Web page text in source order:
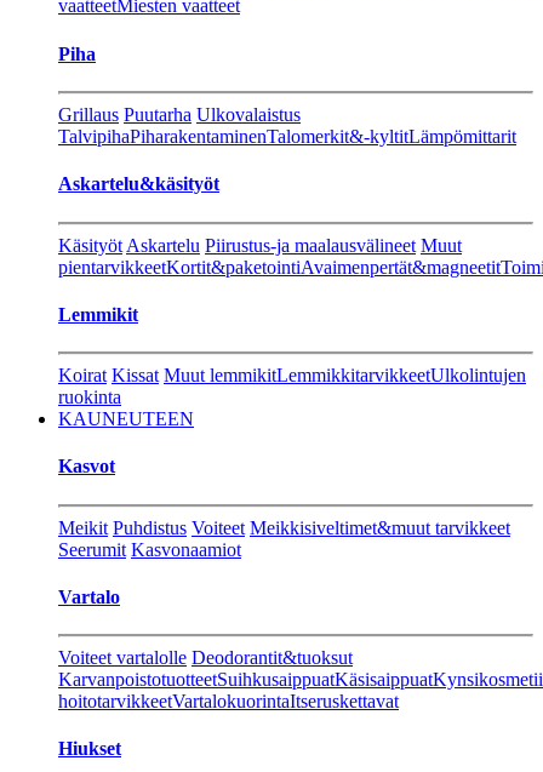
vaatteetMiesten vaatteet
Piha
Grillaus Puutarha Ulkovalaistus
TalvipihaPiharakentaminenTalomerkit&-kyltitLämpömittarit
Askartelu&käsityöt
Käsityöt Askartelu Piirustus-ja maalausvälineet Muut
pientarvikkeetKortit&paketointiAvaimenpertät&magneetit
Lemmikit
Koirat Kissat Muut lemmikitLemmikkitarvikkeetUlkolintujen
ruokinta
KAUNEUTEEN
Kasvot
Meikit Puhdistus Voiteet Meikkisiveltimet&muut tarvikkeet
Seerumit Kasvonaamiot
Vartalo
Voiteet vartalolle Deodorantit&tuoksut
KarvanpoistotuotteetSuihkusaippuatKäsisaippuat
hoitotarvikkeetVartalokuorintaItseruskettavat
Hiukset